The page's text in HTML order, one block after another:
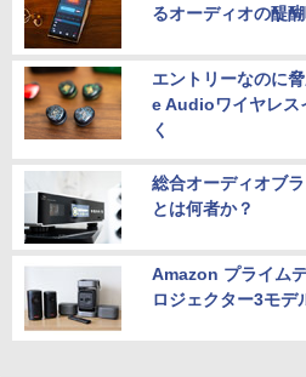
るオーディオの醍
エントリーなのに
e Audioワイヤレス
く
総合オーディオブ
とは何者か？
Amazon プライム
ロジェクター3モデ